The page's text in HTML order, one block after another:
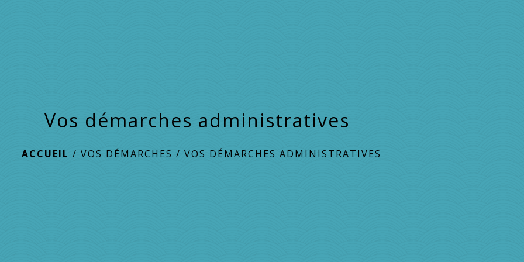
Vos démarches administratives
ACCUEIL /VOS DÉMARCHES /VOS DÉMARCHES ADMINISTRATIVES